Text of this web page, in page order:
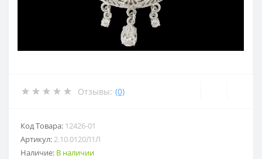
Отзывы: (0)
Код Товара: 12426-01
Артикул:2.10.0120Л1Л
Наличие: В наличии